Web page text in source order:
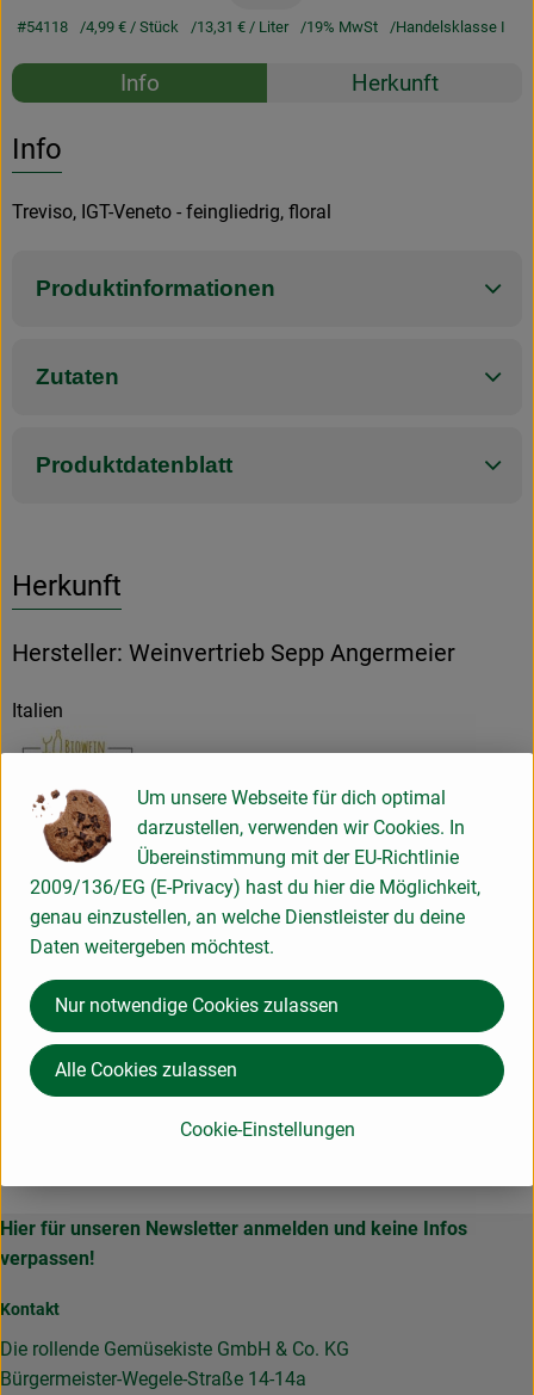
Geschäftskunden
#54118 4,99 € / Stück 13,31 € / Liter 19% MwSt Handelsklasse I
Rezepte
Info Herkunft
Info
Treviso, IGT-Veneto - feingliedrig, floral
Produktinformationen
Zutaten
Produktdatenblatt
Herkunft
Hersteller: Weinvertrieb Sepp Angermeier
Italien
Angermeier Weinvertrieb
D 84329 Wurmannsquick
Wir vertreiben seit 1985 ausschließlich Bioweine, alle von
uns ausgesucht und für gut befunden.
Kontrollnummer D-BY-037-88038-H
zur WebSite
(Daten von Ecoinform)
Bartke direkt
Hier für unseren Newsletter anmelden und keine Infos
verpassen!
Kontakt
Die rollende Gemüsekiste GmbH & Co. KG
Bürgermeister-Wegele-Straße 14-14a
Um unsere Webseite für dich optimal
darzustellen, verwenden wir Cookies. In
Übereinstimmung mit der EU-Richtlinie
2009/136/EG (E-Privacy) hast du hier die Möglichkeit,
genau einzustellen, an welche Dienstleister du deine
Daten weitergeben möchtest.
Cookie-Einstellungen
Nur notwendige Cookies zulassen
Alle Cookies zulassen